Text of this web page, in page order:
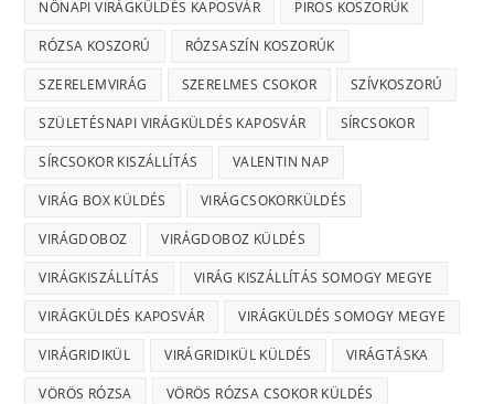
NŐNAPI VIRÁGKÜLDÉS KAPOSVÁR PIROS KOSZORÚK
RÓZSA KOSZORÚ RÓZSASZÍN KOSZORÚK
SZERELEMVIRÁG SZERELMES CSOKOR SZÍVKOSZORÚ
SZÜLETÉSNAPI VIRÁGKÜLDÉS KAPOSVÁR SÍRCSOKOR
SÍRCSOKOR KISZÁLLÍTÁS VALENTIN NAP
VIRÁG BOX KÜLDÉS VIRÁGCSOKORKÜLDÉS
VIRÁGDOBOZ VIRÁGDOBOZ KÜLDÉS
VIRÁGKISZÁLLÍTÁS VIRÁG KISZÁLLÍTÁS SOMOGY MEGYE
VIRÁGKÜLDÉS KAPOSVÁR VIRÁGKÜLDÉS SOMOGY MEGYE
VIRÁGRIDIKÜL VIRÁGRIDIKÜL KÜLDÉS VIRÁGTÁSKA
VÖRÖS RÓZSA VÖRÖS RÓZSA CSOKOR KÜLDÉS